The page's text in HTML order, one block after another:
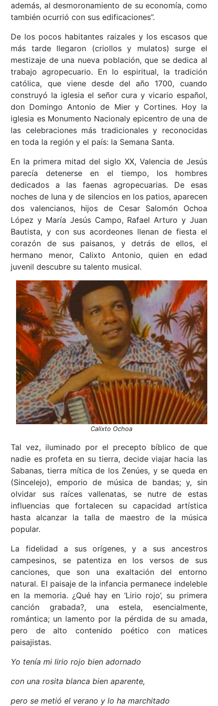
además, al desmoronamiento de su economía, como
también ocurrió con sus edificaciones”.
De los pocos habitantes raizales y los escasos que
más tarde llegaron (criollos y mulatos) surge el
mestizaje de una nueva población, que se dedica al
trabajo agropecuario. En lo espiritual, la tradición
católica, que viene desde del año 1700, cuando
construyó la iglesia el señor cura y vicario español,
don Domingo Antonio de Mier y Cortines. Hoy la
iglesia es Monumento Nacionaly epicentro de una de
las celebraciones más tradicionales y reconocidas
en toda la región y el país: la Semana Santa.
En la primera mitad del siglo XX, Valencia de Jesús
parecía detenerse en el tiempo, los hombres
dedicados a las faenas agropecuarias. De esas
noches de luna y de silencios en los patios, aparecen
dos valencianos, hijos de Cesar Salomón Ochoa
López y María Jesús Campo, Rafael Arturo y Juan
Bautista, y con sus acordeones llenan de fiesta el
corazón de sus paisanos, y detrás de ellos, el
hermano menor, Calixto Antonio, quien en edad
juvenil descubre su talento musical.
Calixto Ochoa
Tal vez, iluminado por el precepto bíblico de que
nadie es profeta en su tierra, decide viajar hacia las
Sabanas, tierra mítica de los Zenúes, y se queda en
(Sincelejo), emporio de música de bandas; y, sin
olvidar sus raíces vallenatas, se nutre de estas
influencias que fortalecen su capacidad artística
hasta alcanzar la talla de maestro de la música
popular.
La fidelidad a sus orígenes, y a sus ancestros
campesinos, se patentiza en los versos de sus
canciones, que son una exaltación del entorno
natural. El paisaje de la infancia permanece indeleble
en la memoria. ¿Qué hay en ‘Lirio rojo’, su primera
canción grabada?, una estela, esencialmente,
romántica; un lamento por la pérdida de su amada,
pero de alto contenido poético con matices
paisajistas.
Yo tenía mi lirio rojo bien adornado
con una rosita blanca bien aparente,
pero se metió el verano y lo ha marchitado